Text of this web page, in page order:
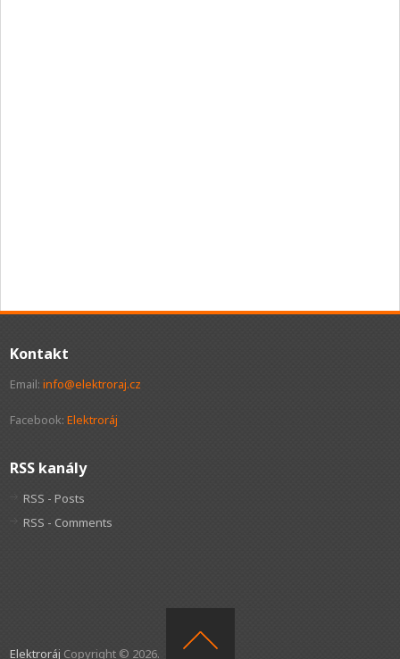
Kontakt
Email:info@elektroraj.cz
Facebook:Elektroráj
RSS kanály
RSS - Posts
RSS - Comments
Elektroráj Copyright © 2026.